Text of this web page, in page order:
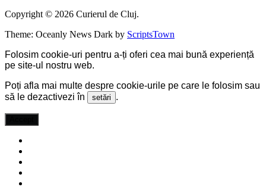
Copyright © 2026 Curierul de Cluj.
Theme: Oceanly News Dark by ScriptsTown
Folosim cookie-uri pentru a-ți oferi cea mai bună experiență
pe site-ul nostru web.
Poți afla mai multe despre cookie-urile pe care le folosim sau
să le dezactivezi în
setări .